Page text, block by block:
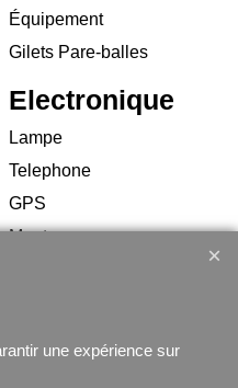
Équipement
Gilets Pare-balles
Electronique
Lampe
Telephone
GPS
Montres
une expérience sur